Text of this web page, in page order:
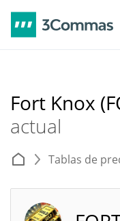
Fort Knox
actual
Tablas de